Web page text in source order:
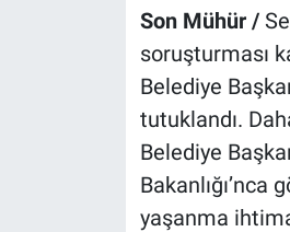
Son Mühür /
soruşturması
Belediye
tutuklandı.
Belediye
Bakanlığı’nca
yaşanma